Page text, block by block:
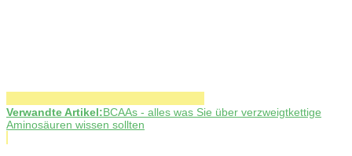
Verwandte Artikel:BCAAs - alles was Sie über verzweigtkettige
Aminosäuren wissen sollten